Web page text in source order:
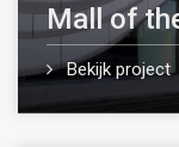
Mall of
Bekijk project